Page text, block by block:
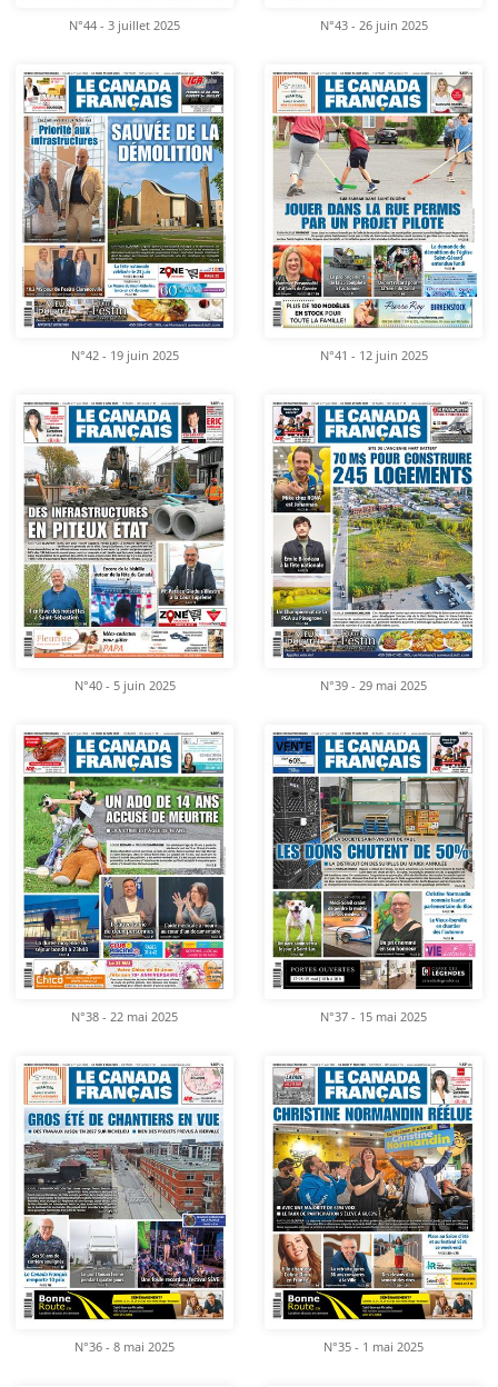
N°44 - 3 juillet 2025 N°43 - 26 juin 2025
N°42 - 19 juin 2025 N°41 - 12 juin 2025
N°40 - 5 juin 2025 N°39 - 29 mai 2025
N°38 - 22 mai 2025 N°37 - 15 mai 2025
N°36 - 8 mai 2025 N°35 - 1 mai 2025